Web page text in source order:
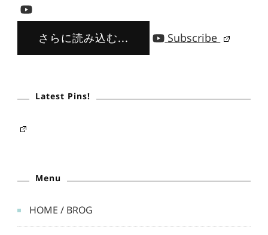
さらに読み込む... Subscribe
Latest Pins!
Menu
HOME / BROG